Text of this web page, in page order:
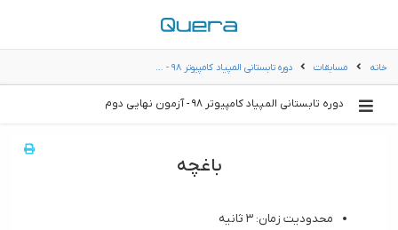
خانه مسابقات دوره تابستانی المپیاد کامپیوتر ۹۸ - …
دوره تابستانی المپیاد کامپیوتر ۹۸ - آزمون نهایی دوم
باغچه
محدودیت زمان: ۳ ثانیه